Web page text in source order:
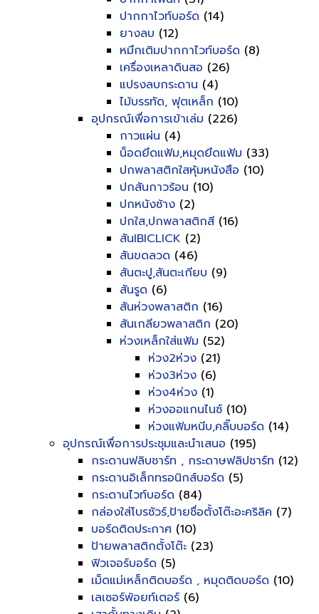
ปากกาไวท์บอร์ด (14)
ยางลบ (12)
หมึกเติมปากกาไวท์บอร์ด (8)
เครื่องเหลาดินสอ (26)
แปรงลบกระดาน (4)
ไม้บรรทัด, ฟุตเหล็ก (10)
อุปกรณ์เพื่อการเข้าเล่ม (226)
กาวแผ่น (4)
น็อดยึดแฟ้ม,หมุดยึดแฟ้ม (33)
ปกพลาสติกใสหุ้มหนังสือ (10)
ปกสันกาวร้อน (10)
ปกหนังช้าง (2)
ปกใส,ปกพลาสติกสี (16)
สันIBICLICK (2)
สันขดลวด (46)
สันตะปู,สันตะเกียบ (9)
สันรูด (6)
สันห่วงพลาสติก (16)
สันเกลียวพลาสติก (20)
ห่วงเหล็กใส่แฟ้ม (52)
ห่วง2ห่วง (21)
ห่วง3ห่วง (6)
ห่วง4ห่วง (1)
ห่วงออแกนไนซ์ (10)
ห่วงแฟ้มหนีบ,คลิ๊บบอร์ด (14)
อุปกรณ์เพื่อการประชุมและนำเสนอ (195)
กระดานฟลิบชาร์ท , กระดาษฟลิปชาร์ท (12)
กระดานอิเล็กทรอนิกส์บอร์ด (5)
กระดานไวท์บอร์ด (84)
กล่องใส่โบรชัวร์,ป้ายชื่อตั้งโต๊ะอะคริลิค (7)
บอร์ดติดประกาศ (10)
ป้ายพลาสติกตั้งโต๊ะ (23)
ฟิวเจอร์บอร์ด (5)
เม็ดแม่เหล็กติดบอร์ด , หมุดติดบอร์ด (10)
เลเซอร์พ้อยท์เตอร์ (6)